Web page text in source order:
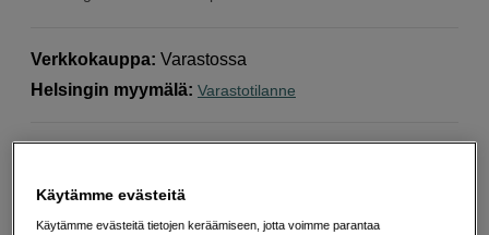
Verkkokauppa: Varastossa
Helsingin myymälä: Varastotilanne
Tarjoaa paremman ergonomian
Kestävä muotoilu
Käytämme evästeitä
Käytämme evästeitä tietojen keräämiseen, jotta voimme parantaa